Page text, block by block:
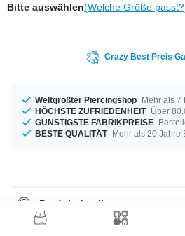
Bitte auswählen(Welche Größe
Crazy Best Preis
Weltgrößter Piercingshop Mehr als 7
HÖCHSTE ZUFRIEDENHEIT Über
GÜNSTIGSTE FABRIKPREISE
BESTE QUALITÄT Mehr als 20 Jahre
Produktdetails
Auf Lager für dich in einem Durchmesser